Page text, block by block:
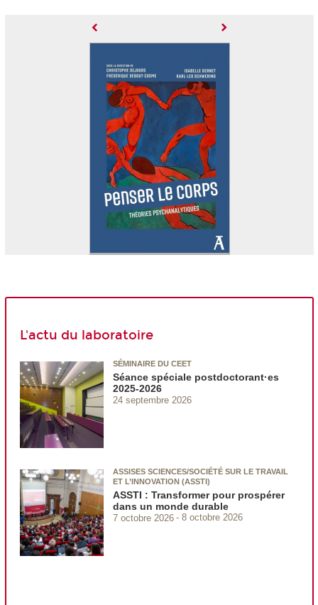
L'actu du laboratoire
SÉMINAIRE DU CEET
Séance spéciale postdoctorant·es
2025-2026
24 septembre 2026
ASSISES SCIENCES/SOCIÉTÉ SUR LE TRAVAIL
ET L’INNOVATION (ASSTI)
ASSTI : Transformer pour prospérer
dans un monde durable
7 octobre 2026 8 octobre 2026